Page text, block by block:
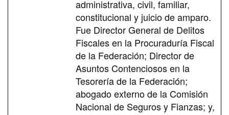
administrativa, civil, familiar,
constitucional y juicio de amparo.
Fue Director General de Delitos
Fiscales en la Procuraduría Fiscal
de la Federación; Director de
Asuntos Contenciosos en la
Tesorería de la Federación;
abogado externo de la Comisión
Nacional de Seguros y Fianzas; y,